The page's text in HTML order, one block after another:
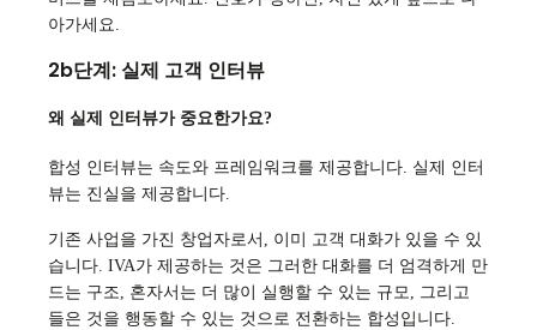
아가세요.
2b단계: 실제 고객 인터뷰
왜 실제 인터뷰가 중요한가요?
합성 인터뷰는 속도와 프레임워크를 제공합니다. 실제 인터
뷰는 진실을 제공합니다.
기존 사업을 가진 창업자로서, 이미 고객 대화가 있을 수 있
습니다. IVA가 제공하는 것은 그러한 대화를 더 엄격하게 만
드는 구조, 혼자서는 더 많이 실행할 수 있는 규모, 그리고
들은 것을 행동할 수 있는 것으로 전환하는 합성입니다.